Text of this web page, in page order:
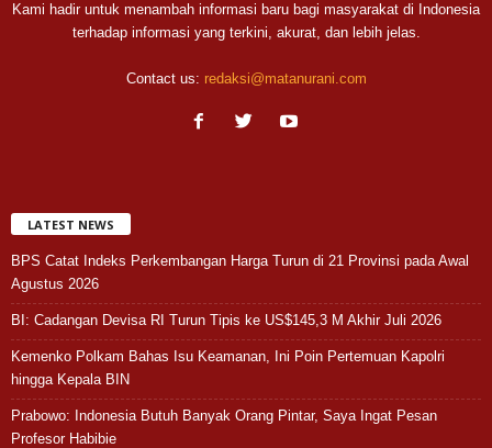
Kami hadir untuk menambah informasi baru bagi masyarakat di Indonesia
terhadap informasi yang terkini, akurat, dan lebih jelas.
Contact us: redaksi@matanurani.com
LATEST NEWS
BPS Catat Indeks Perkembangan Harga Turun di 21 Provinsi pada Awal
Agustus 2026
BI: Cadangan Devisa RI Turun Tipis ke US$145,3 M Akhir Juli 2026
Kemenko Polkam Bahas Isu Keamanan, Ini Poin Pertemuan Kapolri
hingga Kepala BIN
Prabowo: Indonesia Butuh Banyak Orang Pintar, Saya Ingat Pesan
Profesor Habibie